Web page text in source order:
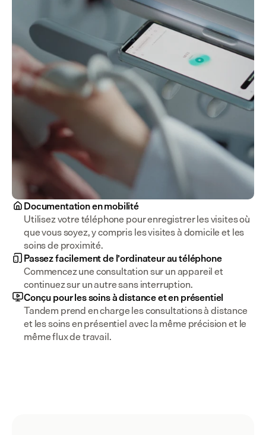
Documentation en mobilité
Utilisez votre téléphone pour enregistrer les visites où
que vous soyez, y compris les visites à domicile et les
soins de proximité.
Passez facilement de l’ordinateur au téléphone
Commencez une consultation sur un appareil et
continuez sur un autre sans interruption.
Conçu pour les soins à distance et en présentiel
Tandem prend en charge les consultations à distance
et les soins en présentiel avec la même précision et le